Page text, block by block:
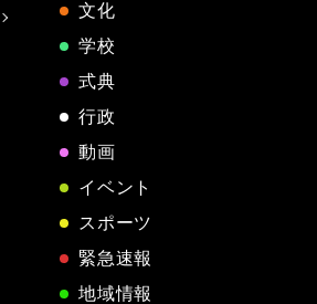
文化
学校
式典
行政
動画
イベント
スポーツ
緊急速報
地域情報